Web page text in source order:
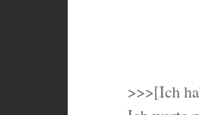
>>>[Ich